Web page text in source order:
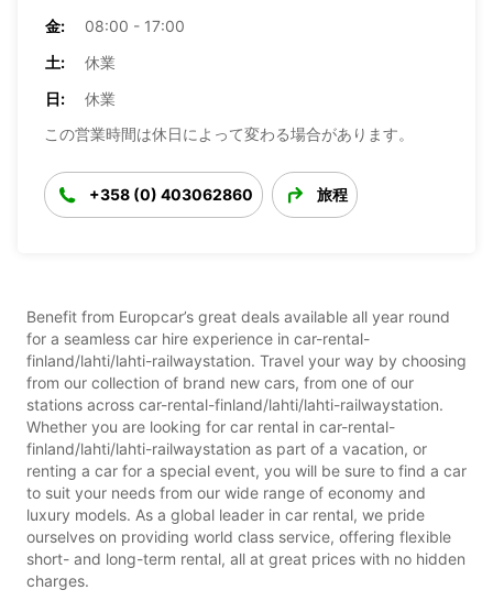
金:
08:00 - 17:00
土:
休業
日:
休業
この営業時間は休日によって変わる場合があります。
+358 (0) 403062860 旅程
Benefit from Europcar’s great deals available all year round
for a seamless car hire experience in car-rental-
finland/lahti/lahti-railwaystation. Travel your way by choosing
from our collection of brand new cars, from one of our
stations across car-rental-finland/lahti/lahti-railwaystation.
Whether you are looking for car rental in car-rental-
finland/lahti/lahti-railwaystation as part of a vacation, or
renting a car for a special event, you will be sure to find a car
to suit your needs from our wide range of economy and
luxury models. As a global leader in car rental, we pride
ourselves on providing world class service, offering flexible
short- and long-term rental, all at great prices with no hidden
charges.